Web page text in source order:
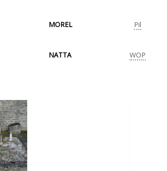
MOREL Pil
NATTA WOP